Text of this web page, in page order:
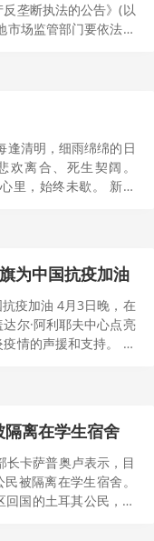
垄断执法的公告》(以
市场监管部门要依法从
逢清明，细雨绵绵的日
离合、死生契阔。
里，始终未歇。 新冠
为中国抗疫加油
疫加油 4月3日晚，在
尔·阿利耶夫中心点亮
情的声援和支持。 新
离在学生宿舍
长卡萨普奥卢表示，目
被隔离在学生宿舍。
国的土耳其公民，必